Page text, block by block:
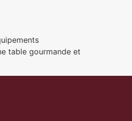
table gourmande et